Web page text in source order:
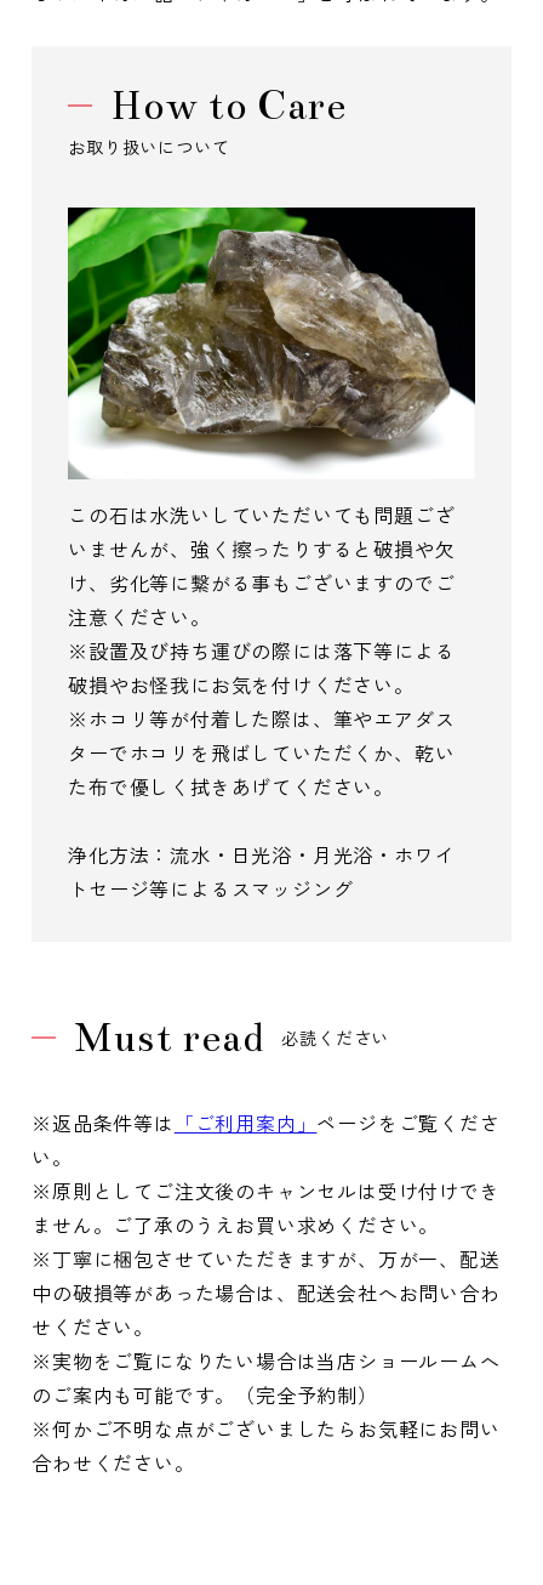
How to Care
お取り扱いについて
この石は水洗いしていただいても問題ござ
いませんが、強く擦ったりすると破損や欠
け、劣化等に繋がる事もございますのでご
注意ください。
※設置及び持ち運びの際には落下等による
破損やお怪我にお気を付けください。
※ホコリ等が付着した際は、筆やエアダス
ターでホコリを飛ばしていただくか、乾い
た布で優しく拭きあげてください。
浄化方法：流水・日光浴・月光浴・ホワイ
トセージ等によるスマッジング
Must read 必読ください
※返品条件等は 「ご利用案内」 ページをご覧くださ
い。
※原則としてご注文後のキャンセルは受け付けでき
ません。ご了承のうえお買い求めください。
※丁寧に梱包させていただきますが、万が一、配送
中の破損等があった場合は、配送会社へお問い合わ
せください。
※実物をご覧になりたい場合は当店ショールームへ
のご案内も可能です。（完全予約制）
※何かご不明な点がございましたらお気軽にお問い
合わせください。